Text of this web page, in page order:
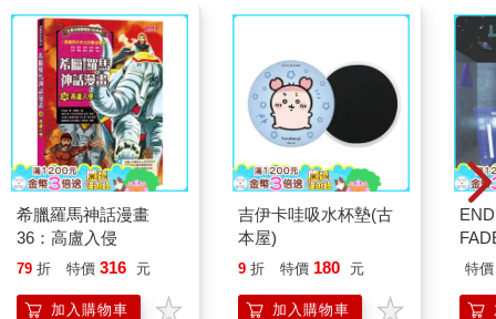
希臘羅馬神話漫畫
36：高盧入侵
79 折 特價 316 元
加入購物車
吉伊卡哇吸水杯墊(古
本屋)
9 折 特價 180 元
加入購物車
特價